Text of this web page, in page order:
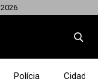
Polícia Cidades